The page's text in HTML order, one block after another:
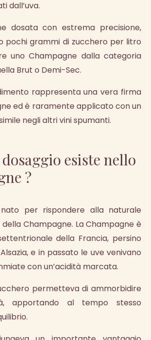
dall’uva.
dosata con estrema precisione,
pochi grammi di zucchero per litro
uno Champagne dalla categoria
Brut o Demi-Sec.
rappresenta una vera firma
ed è raramente applicato con un
negli altri vini spumanti.
esiste nello
?
per rispondere alla naturale
Champagne. La Champagne è
della Francia, persino
e in passato le uve venivano
con un’acidità marcata.
permetteva di ammorbidire
apportando al tempo stesso